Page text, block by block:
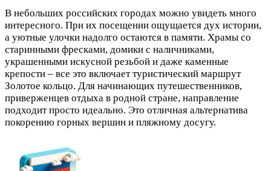
В небольших российских городах можно увидеть много
интересного. При их посещении ощущается дух истории,
а уютные улочки надолго остаются в памяти. Храмы со
старинными фресками, домики с наличниками,
украшенными искусной резьбой и даже каменные
крепости – все это включает туристический маршрут
Золотое кольцо. Для начинающих путешественников,
приверженцев отдыха в родной стране, направление
подходит просто идеально. Это отличная альтернатива
покорению горных вершин и пляжному досугу.